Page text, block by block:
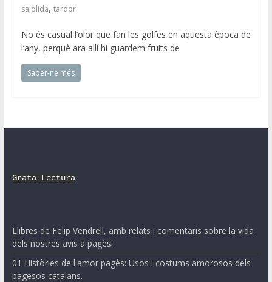
sajolida, tardor
No és casual l’olor que fan les golfes en aquesta època de
l’any, perquè ara allí hi guardem fruits de
Saber-ne més
Grata Lectura
Llibres de Felip Vendrell, amb relats i comentaris sobre la vida
dels nostres avis a pagès:
01 Històries de l'amor pagès: Usos i costums amorosos dels
pagesos catalans.